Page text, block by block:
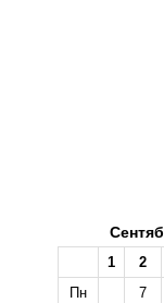
1 2
Пн
7